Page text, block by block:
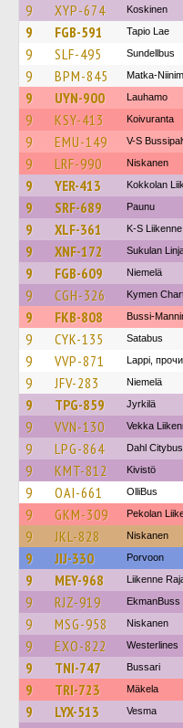
9 XYP-674 Koskinen
9 FGB-591 Tapio Lae
9 SLF-495 Sundellbus
9 BPM-845 Matka-
9 UYN-900 Lauhamo
9 KSY-413 Koivuranta
9 EMU-149 V-S
9 LRF-990 Niskanen
9 YER-413 Kokkolan
9 SRF-689 Paunu
9 XLF-361 K-S Liikenne
9 XNF-172 Sukulan
9 FGB-609 Niemelä
9 CGH-326 Kymen
9 FKB-808 Bussi-
9 CYK-135 Satabus
9 VVP-871 Lappi,
9 JFV-283 Niemelä
9 TPG-859 Jyrkilä
9 VVN-130 Vekka
9 LPG-864 Dahl Citybus
9 KMT-812 Kivistö
9 OAI-661 OlliBus
9 GKM-309 Pekolan
9 JKL-828 Niskanen
9 JIJ-330 Porvoon
9 MEY-968 Liikenne
9 RJZ-919 EkmanBuss
9 MSG-958 Niskanen
9 EXO-822 Westerlines
9 TNI-747 Bussari
9 TRI-723 Mäkela
9 LYX-513 Vesma